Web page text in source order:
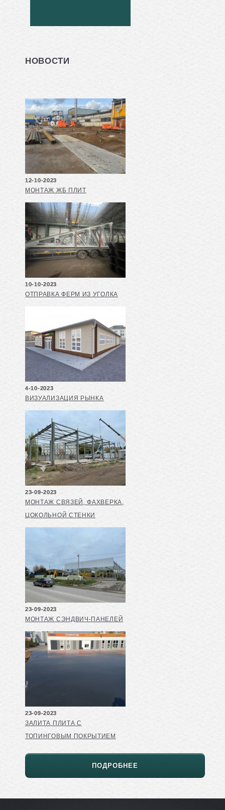
НОВОСТИ
12-10-2023
МОНТАЖ ЖБ ПЛИТ
10-10-2023
ОТПРАВКА ФЕРМ ИЗ УГОЛКА
4-10-2023
ВИЗУАЛИЗАЦИЯ РЫНКА
23-09-2023
МОНТАЖ СВЯЗЕЙ, ФАХВЕРКА,
ЦОКОЛЬНОЙ СТЕНКИ
23-09-2023
МОНТАЖ СЭНДВИЧ-ПАНЕЛЕЙ
23-09-2023
ЗАЛИТА ПЛИТА С
ТОПИНГОВЫМ ПОКРЫТИЕМ
ПОДРОБНЕЕ